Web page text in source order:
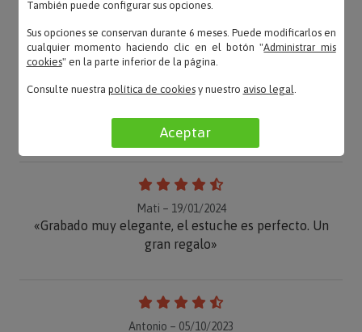
OPINIONES
«Muy bien preparadas. Perfecta para regalo.»
Mati – 19/01/2024
«Grabado muy elegante, el estuche es perfecto. Un
gran regalo»
Antonio – 05/10/2023
También puede configurar sus opciones.
Sus opciones se conservan durante 6 meses. Puede modificarlos en
cualquier momento haciendo clic en el botón "Administrar mis
cookies" en la parte inferior de la página.
Consulte nuestra política de cookiesy nuestro aviso legal.
Aceptar